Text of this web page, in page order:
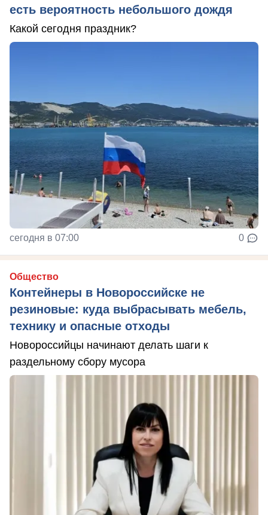
есть вероятность небольшого дождя
Какой сегодня праздник?
сегодня в 07:00 0
Общество
Контейнеры в Новороссийске не
резиновые: куда выбрасывать мебель,
технику и опасные отходы
Новороссийцы начинают делать шаги к
раздельному сбору мусора